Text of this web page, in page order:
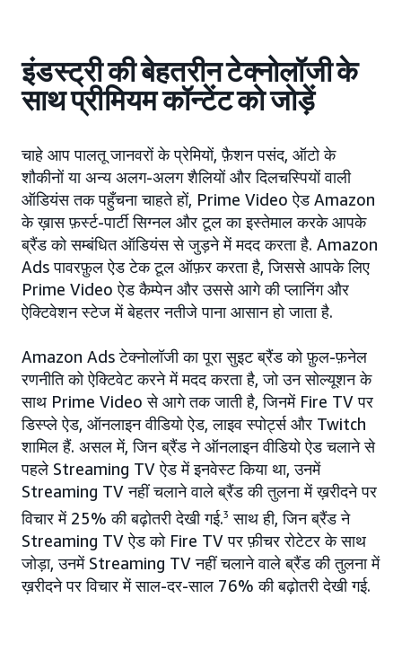
इंडस्ट्री की बेहतरीन टेक्नोलॉजी के
साथ प्रीमियम कॉन्टेंट को जोड़ें
चाहे आप पालतू जानवरों के प्रेमियों, फ़ैशन पसंद, ऑटो के
शौकीनों या अन्य अलग-अलग शैलियों और दिलचस्पियों वाली
ऑडियंस तक पहुँचना चाहते हों, Prime Video ऐड Amazon
के ख़ास फ़र्स्ट-पार्टी सिग्नल और टूल का इस्तेमाल करके आपके
ब्रैंड को सम्बंधित ऑडियंस से जुड़ने में मदद करता है. Amazon
Ads पावरफ़ुल ऐड टेक टूल ऑफ़र करता है, जिससे आपके लिए
Prime Video ऐड कैम्पेन और उससे आगे की प्लानिंग और
ऐक्टिवेशन स्टेज में बेहतर नतीजे पाना आसान हो जाता है.
Amazon Ads टेक्नोलॉजी का पूरा सुइट ब्रैंड को फ़ुल-फ़नेल
रणनीति को ऐक्टिवेट करने में मदद करता है, जो उन सोल्यूशन के
साथ Prime Video से आगे तक जाती है, जिनमें Fire TV पर
डिस्प्ले ऐड, ऑनलाइन वीडियो ऐड, लाइव स्पोर्ट्स और Twitch
शामिल हैं. असल में, जिन ब्रैंड ने ऑनलाइन वीडियो ऐड चलाने से
पहले Streaming TV ऐड में इनवेस्ट किया था, उनमें
Streaming TV नहीं चलाने वाले ब्रैंड की तुलना में ख़रीदने पर
विचार में 25% की बढ़ोतरी देखी गई.3 साथ ही, जिन ब्रैंड ने
Streaming TV ऐड को Fire TV पर फ़ीचर रोटेटर के साथ
जोड़ा, उनमें Streaming TV नहीं चलाने वाले ब्रैंड की तुलना में
ख़रीदने पर विचार में साल-दर-साल 76% की बढ़ोतरी देखी गई.